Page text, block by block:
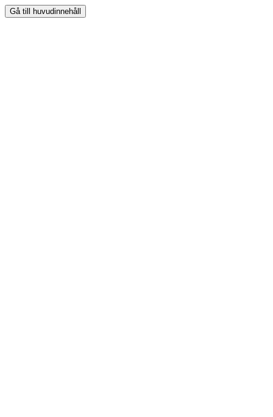
Gå till huvudinnehåll